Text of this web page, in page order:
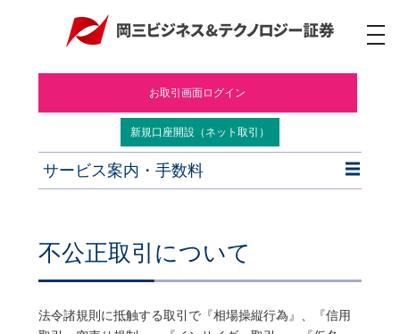
ナ
ビ
不公正取引について
法令諸規則に抵触する取引で『相場操縦行為』、『信用
お取引画面ログイン
新規口座開設（ネット取引）
サービス案内・手数料